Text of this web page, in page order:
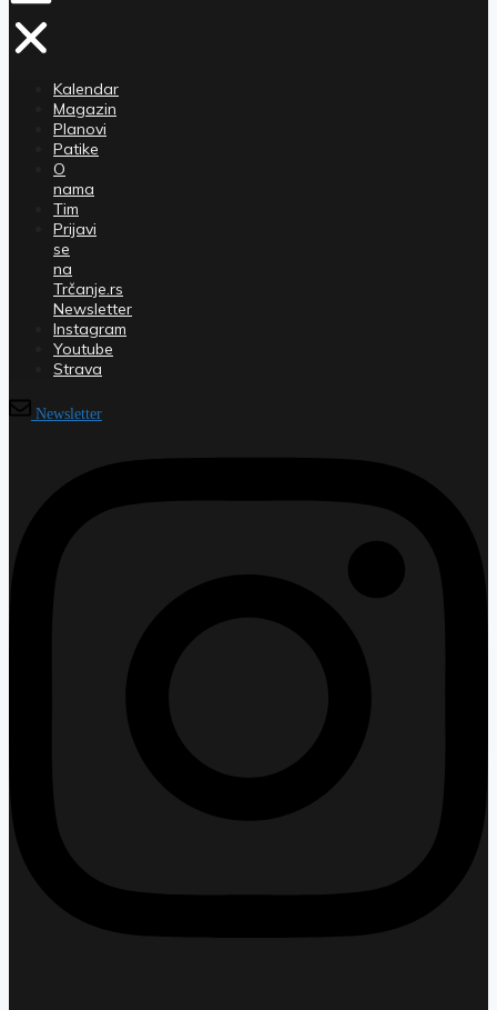
Kalendar
Magazin
Planovi
Patike
O
nama
Tim
Prijavi
se
na
Trčanje.rs
Newsletter
Instagram
Youtube
Strava
Newsletter